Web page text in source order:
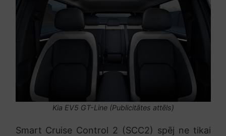
Kia EV5 GT-Line (Publicitātes attēls)
Smart Cruise Control 2 (SCC2) spēj ne tikai